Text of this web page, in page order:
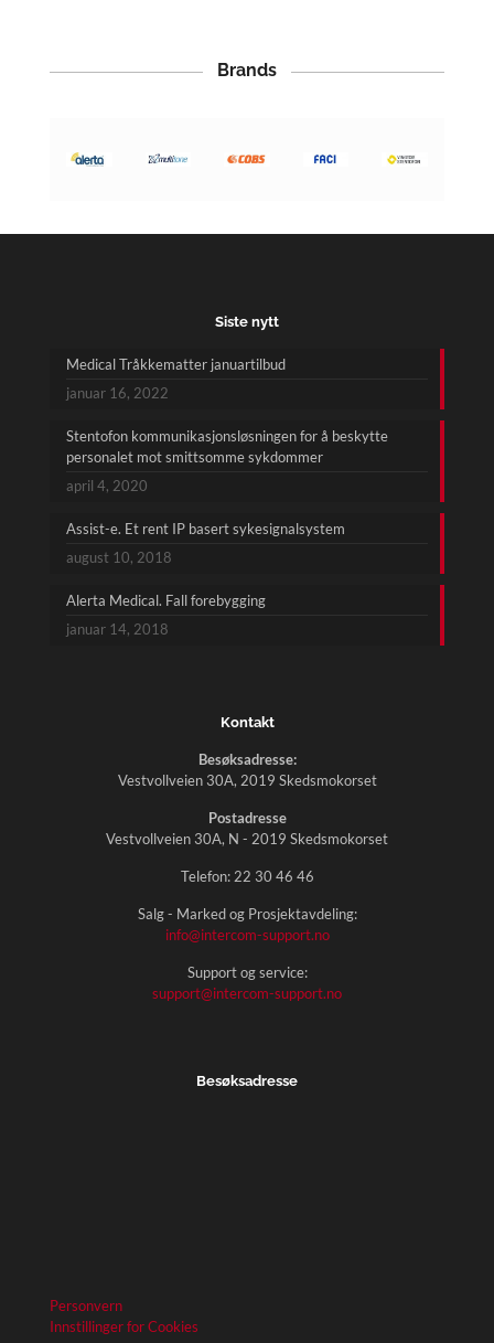
Brands
Siste nytt
Medical Tråkkematter januartilbud
januar 16, 2022
Stentofon kommunikasjonsløsningen for å beskytte
personalet mot smittsomme sykdommer
april 4, 2020
Assist-e. Et rent IP basert sykesignalsystem
august 10, 2018
Alerta Medical. Fall forebygging
januar 14, 2018
Kontakt
Besøksadresse:
Vestvollveien 30A, 2019 Skedsmokorset
Postadresse
Vestvollveien 30A, N - 2019 Skedsmokorset
Telefon: 22 30 46 46
Salg - Marked og Prosjektavdeling:
info@intercom-support.no
Support og service:
support@intercom-support.no
Besøksadresse
Personvern
Innstillinger for Cookies